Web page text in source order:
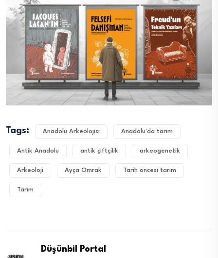
Tags: Anadolu Arkeolojisi Anadolu'da tarım
Antik Anadolu antik çiftçilik arkeogenetik
Arkeoloji Ayça Omrak Tarih öncesi tarım
Tarım
Düşünbil Portal